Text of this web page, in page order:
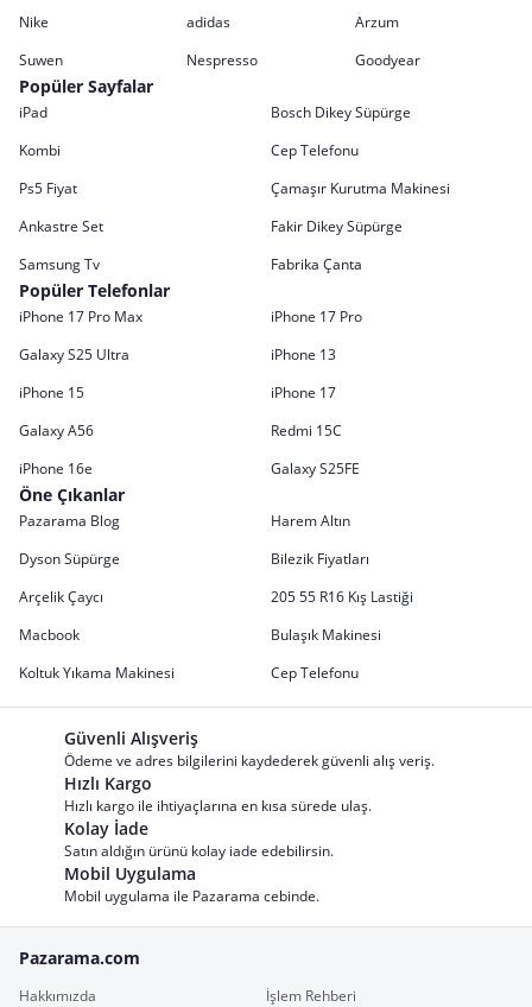
Nike adidas
Arzum
Suwen
Nespresso Goodyear
Popüler Sayfalar
iPad
Bosch Dikey Süpürge
Kombi
Cep Telefonu
Ps5 Fiyat
Çamaşır Kurutma Makinesi
Ankastre Set
Fakir Dikey Süpürge
Samsung Tv
Fabrika Çanta
Popüler Telefonlar
iPhone 17 Pro Max
iPhone 17 Pro
Galaxy S25 Ultra
iPhone 13
iPhone 15
iPhone 17
Galaxy A56
Redmi 15C
iPhone 16e
Galaxy S25FE
Öne Çıkanlar
Pazarama Blog
Harem Altın
Dyson Süpürge
Bilezik Fiyatları
Arçelik Çaycı
205 55 R16 Kış Lastiği
Macbook
Bulaşık Makinesi
Koltuk Yıkama Makinesi
Cep Telefonu
Güvenli Alışveriş
Ödeme ve adres bilgilerini kaydederek güvenli alış veriş.
Hızlı Kargo
Hızlı kargo ile ihtiyaçlarına en kısa sürede ulaş.
Kolay İade
Satın aldığın ürünü kolay iade edebilirsin.
Mobil Uygulama
Mobil uygulama ile Pazarama cebinde.
Pazarama.com
Hakkımızda
İşlem Rehberi